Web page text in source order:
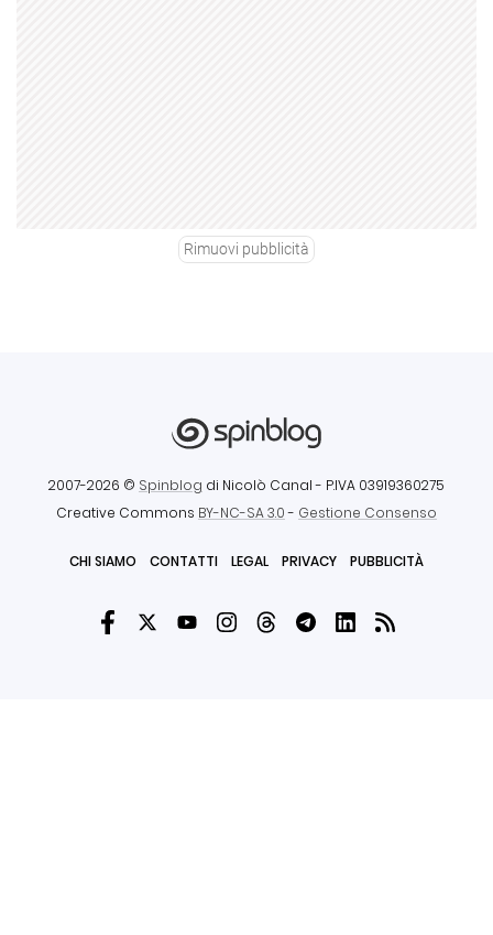
Rimuovi pubblicità
2007-2026 © Spinblog di Nicolò Canal - P.IVA 03919360275
Creative Commons BY-NC-SA 3.0- Gestione Consenso
CHI SIAMO CONTATTI LEGAL PRIVACY PUBBLICITÀ